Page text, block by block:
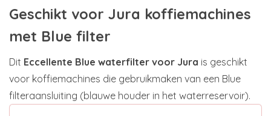
Geschikt voor Jura koffiemachines
met Blue filter
Dit Eccellente Blue waterfilter voor Jura is geschikt
voor koffiemachines die gebruikmaken van een Blue
filteraansluiting (blauwe houder in het waterreservoir).